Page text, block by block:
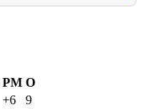
РМ О
+6
9